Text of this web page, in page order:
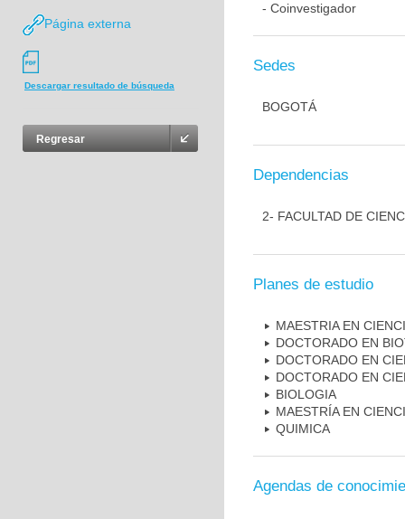
Página externa
Descargar resultado de búsqueda
Regresar
- Coinvestigador
Sedes
BOGOTÁ
Dependencias
2- FACULTAD DE
Planes de estudio
MAESTRIA EN
DOCTORADO EN
DOCTORADO EN
DOCTORADO EN
BIOLOGIA
MAESTRÍA EN
QUIMICA
Agendas de